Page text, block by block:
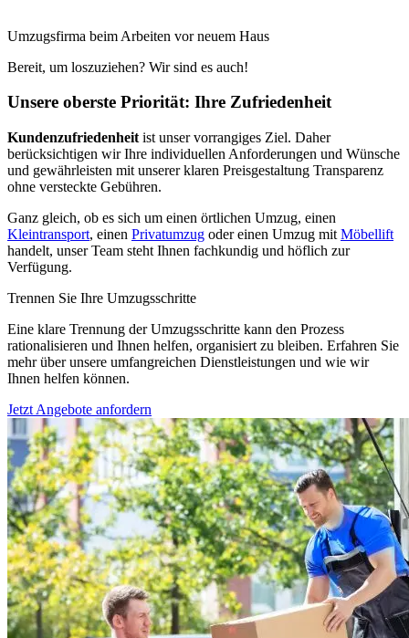
Umzugsfirma beim Arbeiten vor neuem Haus
Bereit, um loszuziehen? Wir sind es auch!
Unsere oberste Priorität: Ihre Zufriedenheit
Kundenzufriedenheit ist unser vorrangiges Ziel. Daher
berücksichtigen wir Ihre individuellen Anforderungen und Wünsche
und gewährleisten mit unserer klaren Preisgestaltung Transparenz
ohne versteckte Gebühren.
Ganz gleich, ob es sich um einen örtlichen Umzug, einen
Kleintransport, einen Privatumzug oder einen Umzug mit Möbellift
handelt, unser Team steht Ihnen fachkundig und höflich zur
Verfügung.
Trennen Sie Ihre Umzugsschritte
Eine klare Trennung der Umzugsschritte kann den Prozess
rationalisieren und Ihnen helfen, organisiert zu bleiben. Erfahren Sie
mehr über unsere umfangreichen Dienstleistungen und wie wir
Ihnen helfen können.
Jetzt Angebote anfordern